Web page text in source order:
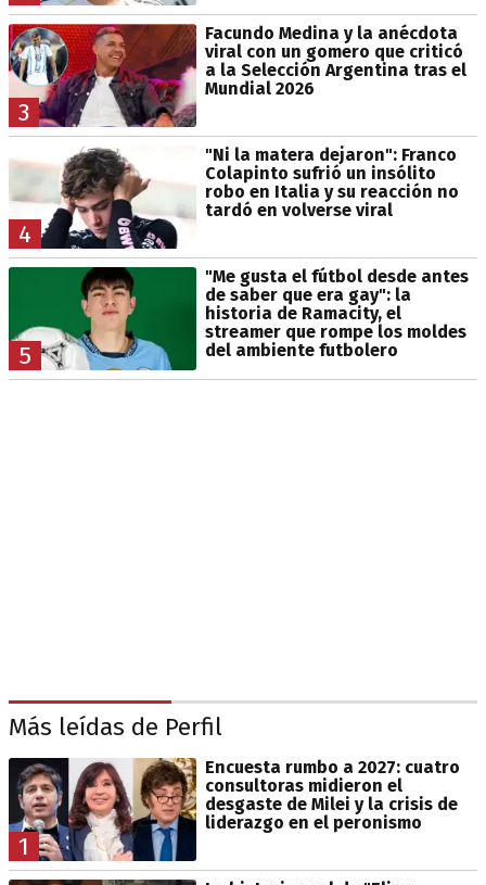
3
Facundo Medina y la anécdota
viral con un gomero que criticó
a la Selección Argentina tras el
Mundial 2026
4
"Ni la matera dejaron": Franco
Colapinto sufrió un insólito
robo en Italia y su reacción no
tardó en volverse viral
5
"Me gusta el fútbol desde antes
de saber que era gay": la
historia de Ramacity, el
streamer que rompe los moldes
del ambiente futbolero
Más leídas de Perfil
1
Encuesta rumbo a 2027: cuatro
consultoras midieron el
desgaste de Milei y la crisis de
liderazgo en el peronismo